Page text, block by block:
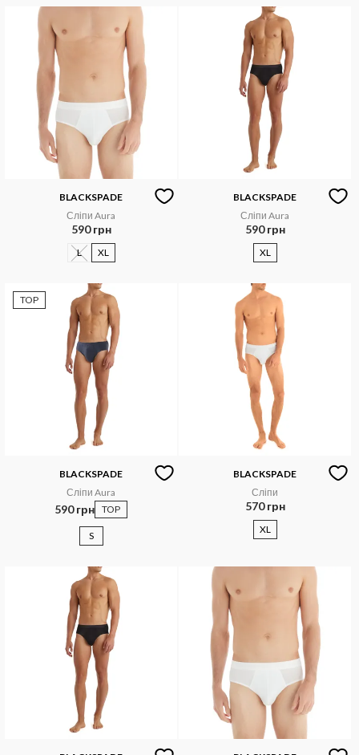
BLACKSPADE
Сліпи Aura
590 грн
L XL
BLACKSPADE
Сліпи Aura
590 грн
XL
TOP
BLACKSPADE
Сліпи Aura
590 грн TOP
S
BLACKSPADE
Сліпи
570 грн
XL